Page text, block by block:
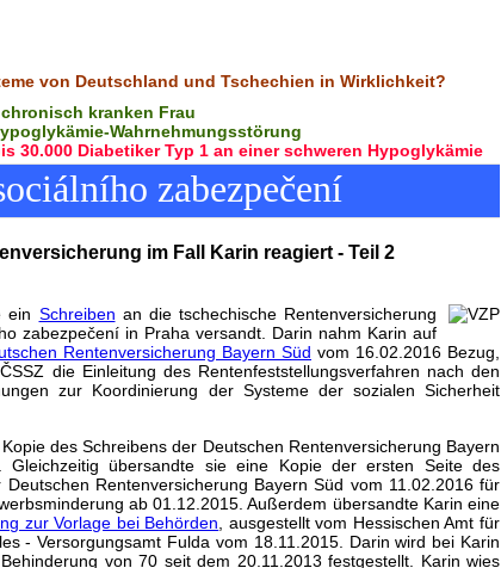
von Deutschland und Tschechien in Wirklichkeit?
kranken Frau
Wahrnehmungsstörung
30.000 Diabetiker Typ 1 an einer schweren Hypoglykämie
zabezpečení
im Fall Karin reagiert - Teil 2
ein Schreiben an die tschechische Rentenversicherung
zabezpečení in Praha versandt. Darin nahm Karin auf
Rentenversicherung Bayern Süd vom 16.02.2016 Bezug,
die Einleitung des Rentenfeststellungsverfahren nach den
zur Koordinierung der Systeme der sozialen Sicherheit
des Schreibens der Deutschen Rentenversicherung Bayern
Gleichzeitig übersandte sie eine Kopie der ersten Seite des
Deutschen Rentenversicherung Bayern Süd vom 11.02.2016 für
ab 01.12.2015. Außerdem übersandte Karin eine
zur Vorlage bei Behörden , ausgestellt vom Hessischen Amt für
- Versorgungsamt Fulda vom 18.11.2015. Darin wird bei Karin
von 70 seit dem 20.11.2013 festgestellt. Karin wies